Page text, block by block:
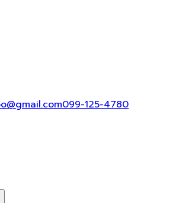
099-125-4780